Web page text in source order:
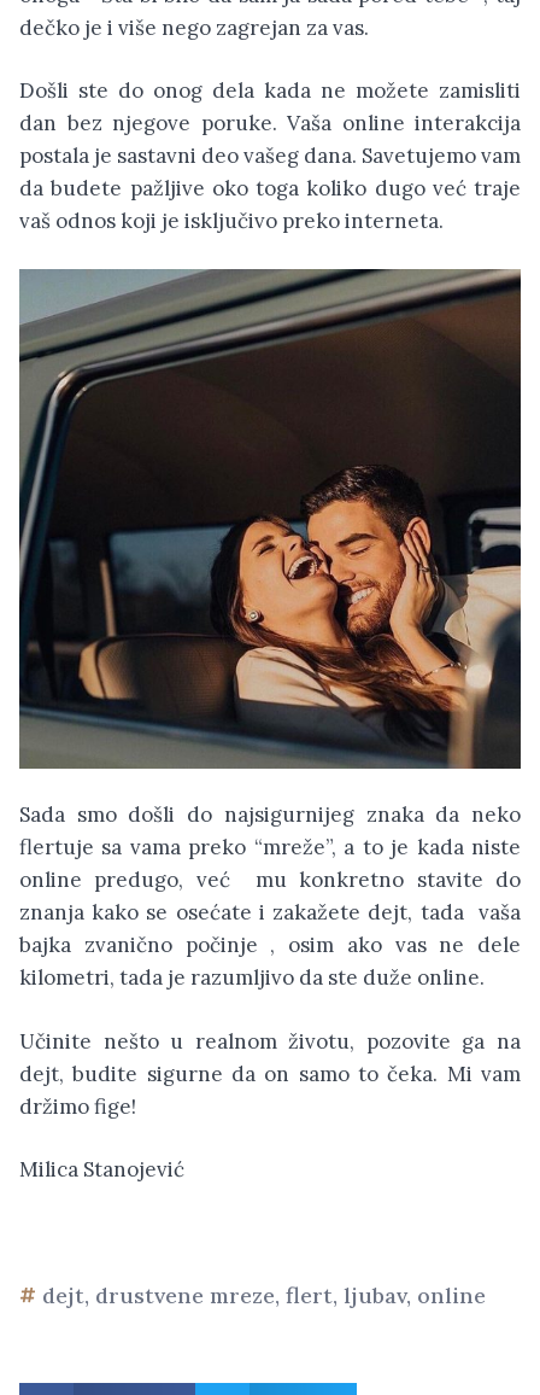
dečko je i više nego zagrejan za vas.
Došli ste do onog dela kada ne možete zamisliti
dan bez njegove poruke. Vaša online interakcija
postala je sastavni deo vašeg dana. Savetujemo vam
da budete pažljive oko toga koliko dugo već traje
vaš odnos koji je isključivo prekointerneta.
Sada smo došli do najsigurnijeg znaka da neko
flertuje sa vama preko “mreže”, a to je kada niste
online predugo, već mu konkretno stavite do
znanja kako se osećate i zakažete dejt, tada vaša
bajka zvanično počinje , osim ako vas ne dele
kilometri, tada je razumljivo da ste duže online.
Učinite nešto u realnom životu, pozovite ga na
dejt, budite sigurne da on samo to čeka. Mi vam
držimo fige!
Milica Stanojević
dejt, drustvene mreze, flert, ljubav, online